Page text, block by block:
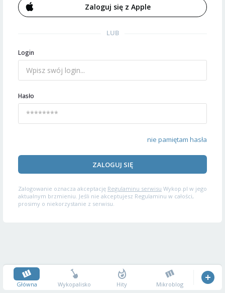
Zaloguj się z Apple
LUB
Login
Hasło
nie pamiętam hasła
ZALOGUJ SIĘ
Zalogowanie oznacza akceptację Regulaminu serwisu Wykop.pl w jego
aktualnym brzmieniu. Jeśli nie akceptujesz Regulaminu w całości,
prosimy o niekorzystanie z serwisu.
Główna Wykopalisko Hity Mikroblog